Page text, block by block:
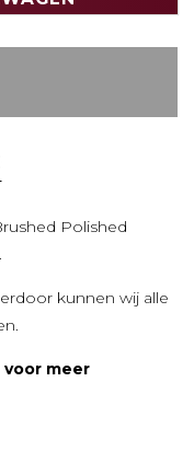
Polished
kunnen wij alle
meer